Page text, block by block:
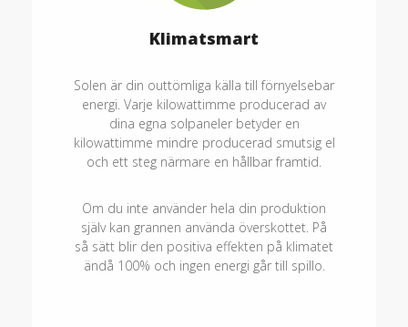
Klimatsmart
Solen är din outtömliga källa till förnyelsebar
energi. Varje kilowattimme producerad av
dina egna solpaneler betyder en
kilowattimme mindre producerad smutsig el
och ett steg närmare en hållbar framtid.
Om du inte använder hela din produktion
själv kan grannen använda överskottet. På
så sätt blir den positiva effekten på klimatet
ändå 100% och ingen energi går till spillo.